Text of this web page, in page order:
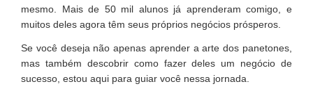
mesmo. Mais de 50 mil alunos já aprenderam comigo, e
muitos deles agora têm seus próprios negócios prósperos.
Se você deseja não apenas aprender a arte dos panetones,
mas também descobrir como fazer deles um negócio de
sucesso, estou aqui para guiar você nessa jornada.